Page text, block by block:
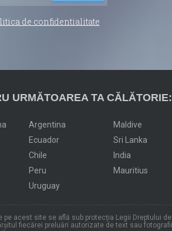
de confidentialitate
URMĂTOAREA TA CĂLĂTORIE:
Argentina
Ecuador
Chile
Peru
Uruguay
Maldive
Sri Lanka
India
Mauritius
acest site se află sub protecția Legii Dreptului de
fiecărei preluări autorizate de text sau